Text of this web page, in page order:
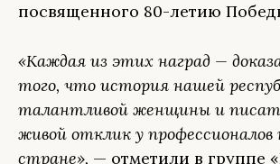
посвященного 80-летию
«Каждая из этих наград —
того, что история нашей
талантливой женщины и
живой отклик у профессионалов
стране», — отметили в группе